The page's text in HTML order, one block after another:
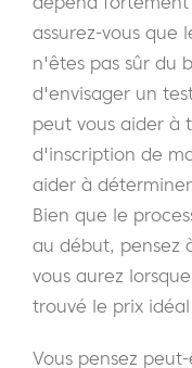
assurez-vous que
n'êtes pas sûr du
d'envisager un
peut vous aider à
d'inscription de
aider à
Bien que le
au début, pensez
vous aurez
trouvé le prix
Vous pensez